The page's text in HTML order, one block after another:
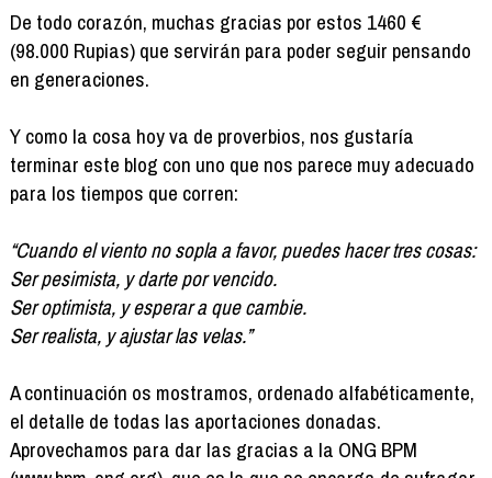
De todo corazón, muchas gracias por estos 1460 €
(98.000 Rupias) que servirán para poder seguir pensando
en generaciones.
Y como la cosa hoy va de proverbios, nos gustaría
terminar este blog con uno que nos parece muy adecuado
para los tiempos que corren:
“Cuando el viento no sopla a favor, puedes hacer tres cosas:
Ser pesimista, y darte por vencido.
Ser optimista, y esperar a que cambie.
Ser realista, y ajustar las velas.”
A continuación os mostramos, ordenado alfabéticamente,
el detalle de todas las aportaciones donadas.
Aprovechamos para dar las gracias a la ONG BPM